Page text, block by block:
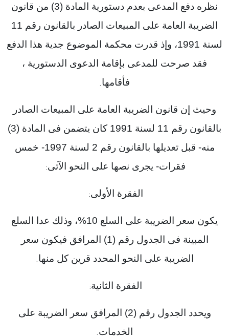
نظره دفع المدعى بعدم دستورية المادة (3) من قانون
الضريبة العامة على المبيعات الصادر بالقانون رقم 11
لسنة 1991، وإذ قدرت محكمة الموضوع جدية هذا الدفع
فقد صرحت للمدعى بإقامة الدعوى الدستورية ،
فأقامها.
وحيث إن قانون الضريبة العامة على المبيعات الصادر
بالقانون رقم 11 لسنة 1991 كان يتضمن فى المادة (3)
منه- قبل تعديلها بالقانون رقم 2 لسنة 1997- خمس
فقرات- يجرى نصها على النحو الآتى:
الفقرة الأولى:
يكون سعر الضريبة على السلع 10%، وذلك عدا السلع
المبينة فى الجدول رقم (1) المرافق فيكون سعر
الضريبة على النحو المحدد قرين كل منها.
الفقرة الثانية:
ويحدد الجدول رقم (2) المرافق سعر الضريبة على
الخدمات.